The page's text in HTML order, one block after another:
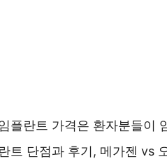
플란트 가격은 환자분들이
트 단점과 후기, 메가젠 vs